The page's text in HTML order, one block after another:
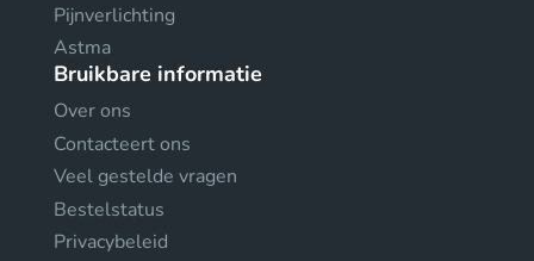
Pijnverlichting
Astma
Bruikbare informatie
Over ons
Contacteert ons
Veel gestelde vragen
Bestelstatus
Privacybeleid